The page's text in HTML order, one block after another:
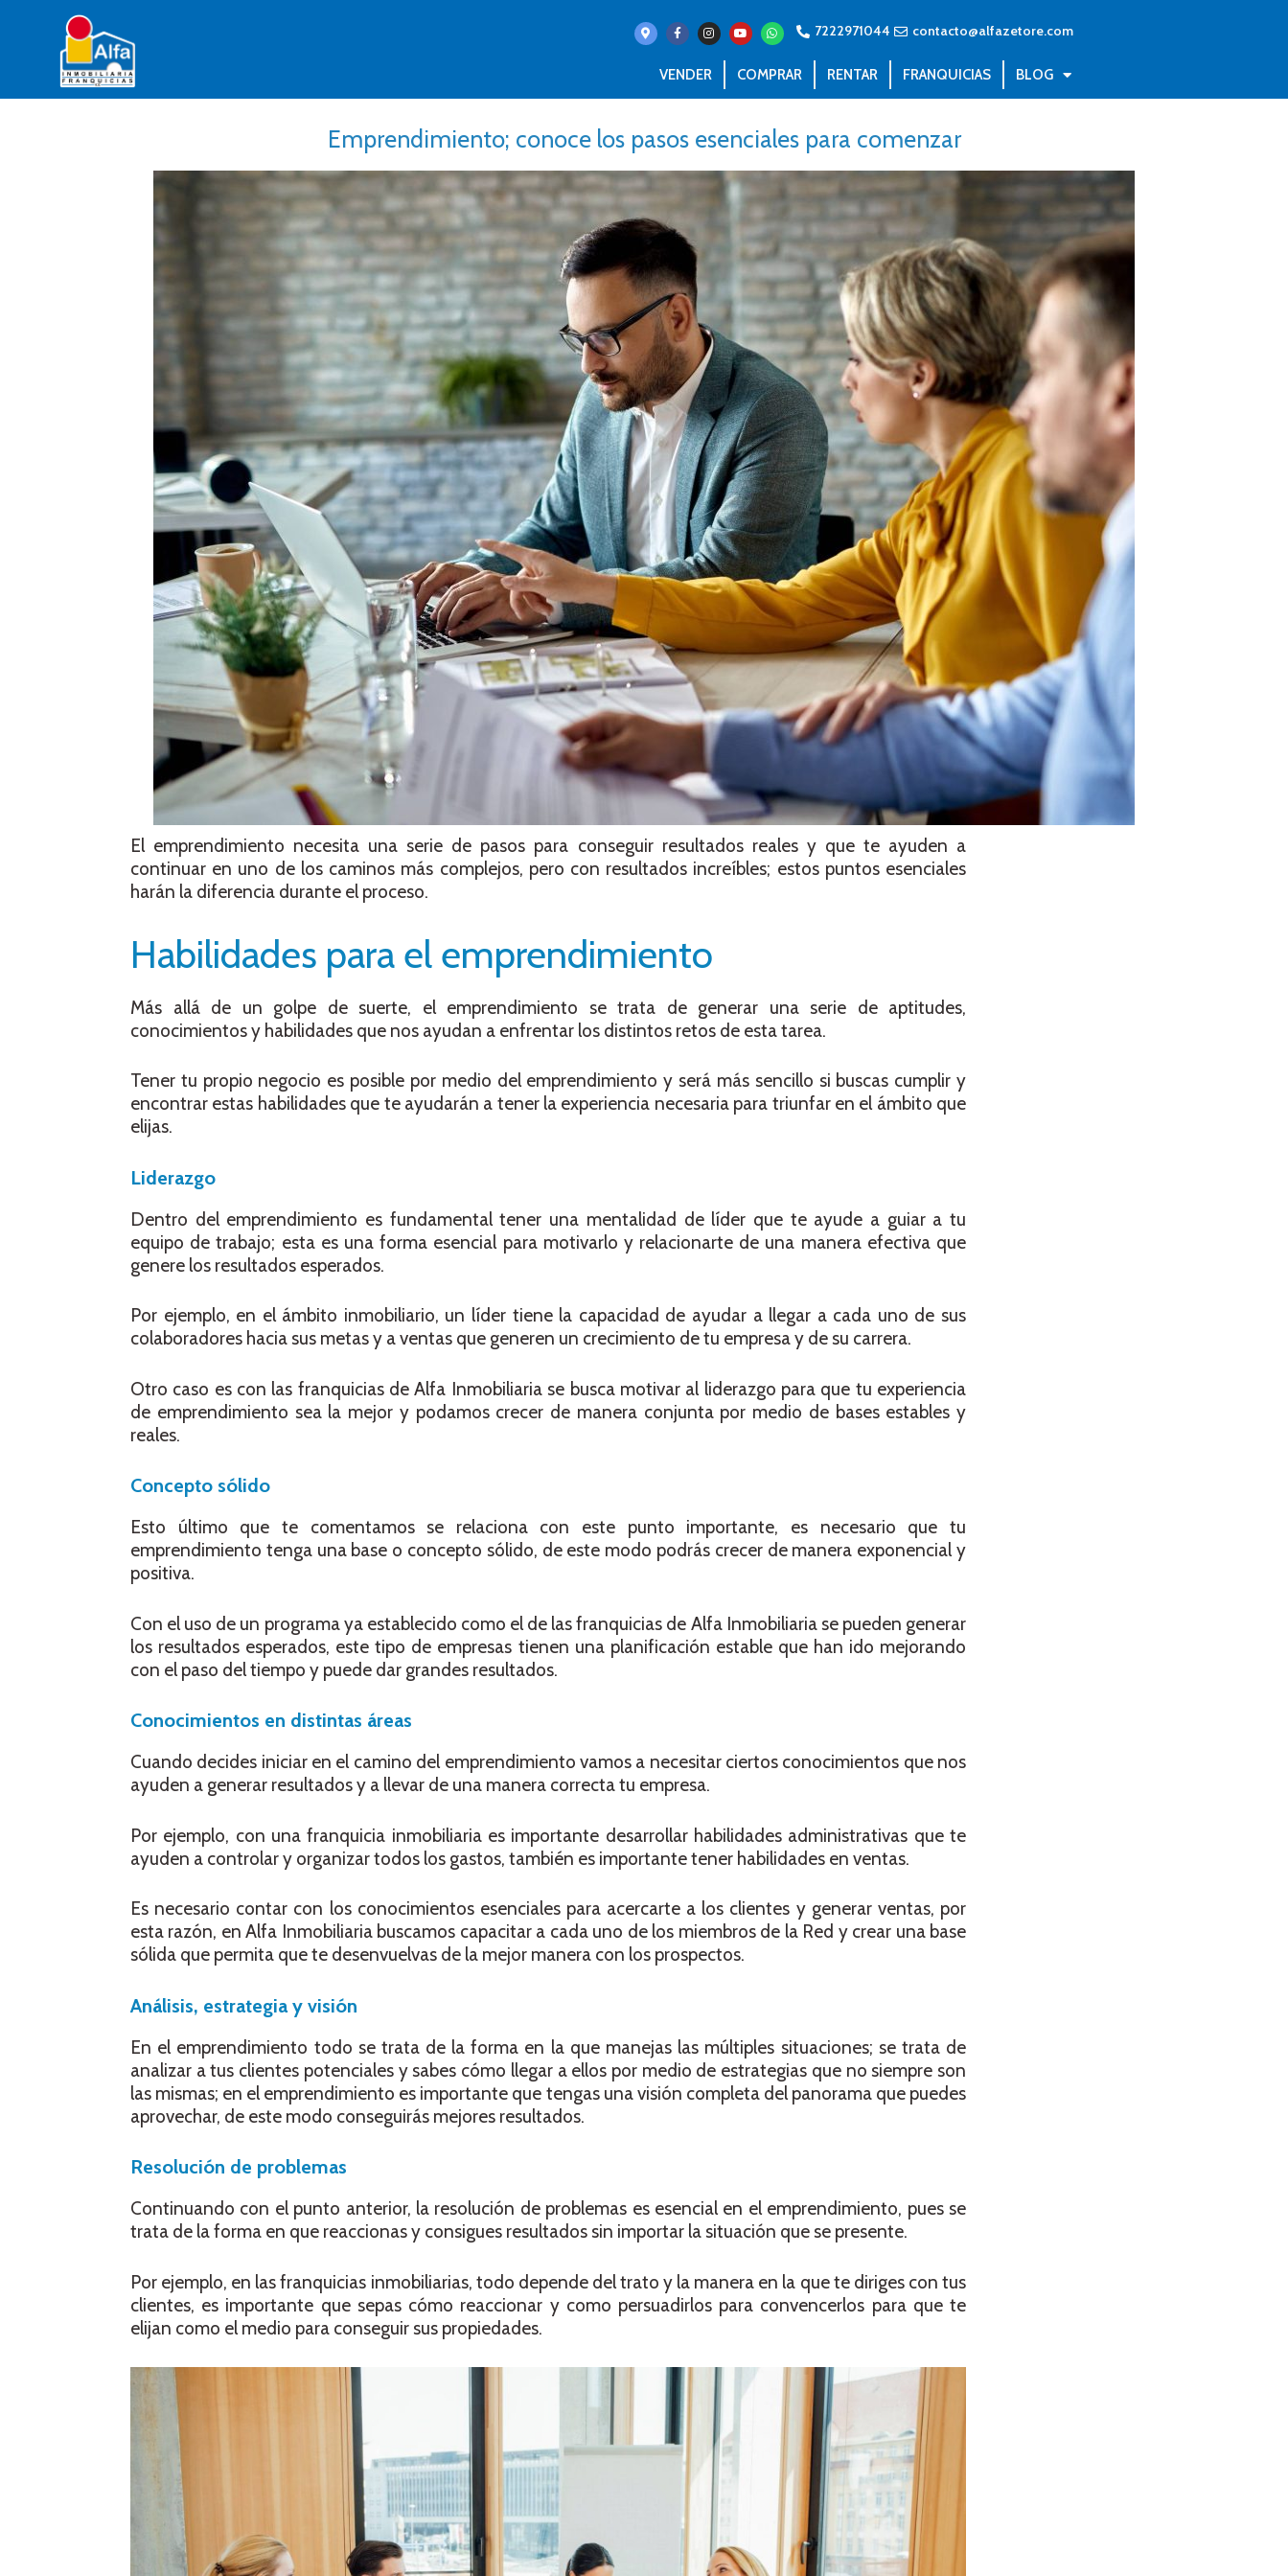
7222971044 contacto@alfazetore.com
VENDER COMPRAR RENTAR FRANQUICIAS BLOG
Emprendimiento; conoce los pasos esenciales para comenzar
El emprendimiento necesita una serie de pasos para conseguir resultados reales y que te ayuden a
continuar en uno de los caminos más complejos, pero con resultados increíbles; estos puntos esenciales
harán la diferencia durante el proceso.
Habilidades para el emprendimiento
Más allá de un golpe de suerte, el emprendimiento se trata de generar una serie de aptitudes,
conocimientos y habilidades que nos ayudan a enfrentar los distintos retos de esta tarea.
Tener tu propio negocio es posible por medio del emprendimiento y será más sencillo si buscas cumplir y
encontrar estas habilidades que te ayudarán a tener la experiencia necesaria para triunfar en el ámbito que
elijas.
Liderazgo
Dentro del emprendimiento es fundamental tener una mentalidad de líder que te ayude a guiar a tu
equipo de trabajo; esta es una forma esencial para motivarlo y relacionarte de una manera efectiva que
genere los resultados esperados.
Por ejemplo, en el ámbito inmobiliario, un líder tiene la capacidad de ayudar a llegar a cada uno de sus
colaboradores hacia sus metas y a ventas que generen un crecimiento de tu empresa y de su carrera.
Otro caso escon las franquicias de Alfa Inmobiliaria se busca motivar al liderazgo para que tu experiencia
de emprendimiento sea la mejor y podamos crecer de manera conjunta por medio de bases estables y
reales.
Concepto sólido
Esto último que te comentamos se relaciona con este punto importante, es necesario que tu
emprendimiento tenga una base o concepto sólido, de este modo podrás crecer de manera exponencial y
positiva.
Con el uso de un programa ya establecido como el de las franquicias de Alfa Inmobiliaria se pueden generar
los resultados esperados, este tipo de empresas tienen una planificación estable que han ido mejorando
con el paso del tiempo y puede dar grandes resultados.
Conocimientos en distintas áreas
Cuando decides iniciar en el camino del emprendimiento vamos a necesitar ciertos conocimientos que nos
ayuden a generar resultados y a llevar de una manera correcta tu empresa.
Por ejemplo, con una franquicia inmobiliaria es importante desarrollar habilidades administrativas que te
ayuden a controlar y organizar todos los gastos, también es importante tener habilidades en ventas.
Es necesario contar con los conocimientos esenciales para acercarte a los clientes y generar ventas, por
esta razón, en Alfa Inmobiliaria buscamos capacitar a cada uno de los miembros de la Red y crear una base
sólida que permita que te desenvuelvas de la mejor manera con los prospectos.
Análisis, estrategia y visión
En el emprendimiento todo se trata de la forma en la que manejas las múltiples situaciones; se trata de
analizar a tus clientes potenciales y sabes cómo llegar a ellos por medio de estrategias que no siempre son
las mismas; en el emprendimiento es importante que tengas una visión completa del panorama que puedes
aprovechar, de este modo conseguirás mejores resultados.
Resolución de problemas
Continuando con el punto anterior, la resolución de problemas es esencial en el emprendimiento, pues se
trata de la forma en que reaccionas y consigues resultados sin importar la situación que se presente.
Por ejemplo, en las franquicias inmobiliarias, todo depende del trato y la manera en la que te diriges con tus
clientes, es importante que sepas cómo reaccionar y como persuadirlos para convencerlos para que te
elijan como el medio para conseguir sus propiedades.